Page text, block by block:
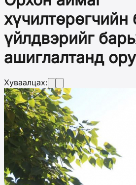
хүчилтөрөгчийн
үйлдвэрийг
ашиглалтанд
Хуваалцах: